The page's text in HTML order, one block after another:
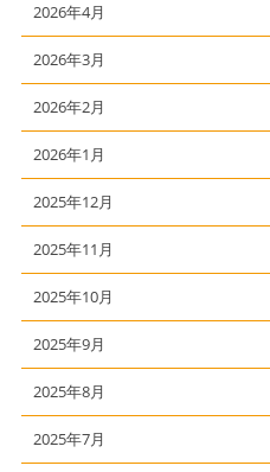
2026年4月
2026年3月
2026年2月
2026年1月
2025年12月
2025年11月
2025年10月
2025年9月
2025年8月
2025年7月